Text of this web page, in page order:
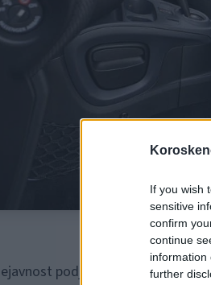
If you wish
sensitive
confirm
continue
information
further
podjetja je krojenje in